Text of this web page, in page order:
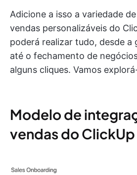
Adicione a isso a variedade
vendas personalizáveis do
poderá realizar tudo, desde a
até o fechamento de
alguns cliques. Vamos
Modelo de
vendas do ClickUp